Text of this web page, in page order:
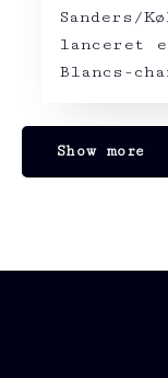
Sanders/
lanceret
Blancs-
Show more